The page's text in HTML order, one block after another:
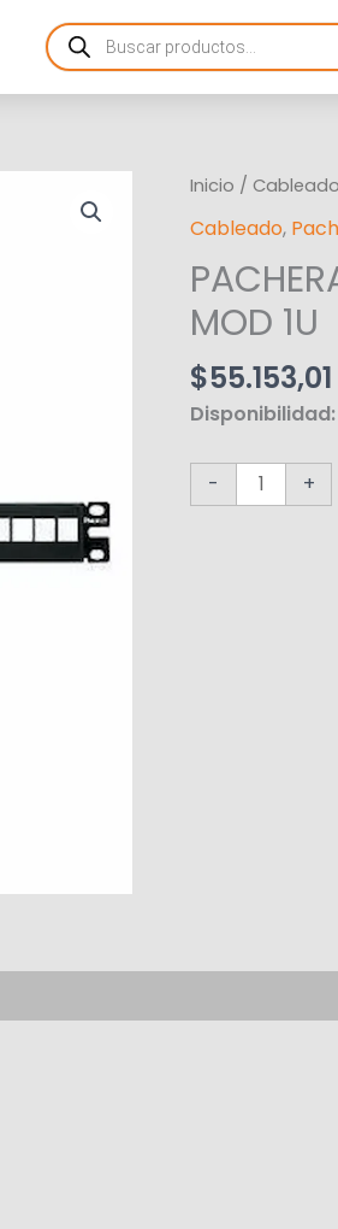
Products
search
Inicio / Cableado
Cableado,
MOD 1U
$55.153,01
Disponibilidad:
-
PACHERA
PAND
DESCARGADA
24P
MOD
1U
cantidad
+